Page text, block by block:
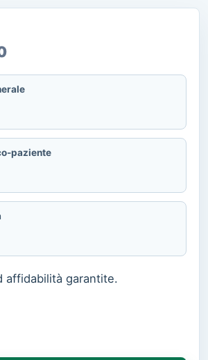
paziente
affidabilità garantite.